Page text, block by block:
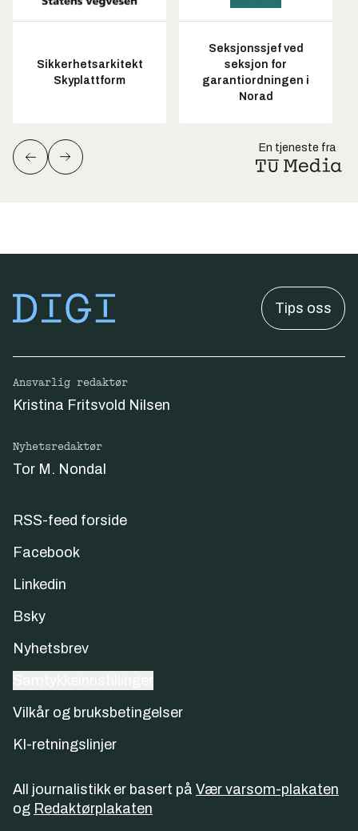
Sikkerhetsarkitekt
Skyplattform
Seksjonssjef ved
seksjon for
garantiordningen i
Norad
En tjeneste fra
Tips oss
Ansvarlig redaktør
Kristina Fritsvold Nilsen
Nyhetsredaktør
Tor M. Nondal
RSS-feed forside
Facebook
Linkedin
Bsky
Nyhetsbrev
Vilkår og bruksbetingelser
KI-retningslinjer
All journalistikk er basert på Vær varsom-plakaten
og Redaktørplakaten